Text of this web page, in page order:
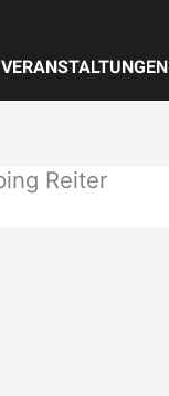
VERANSTALTUNGEN
Reiter